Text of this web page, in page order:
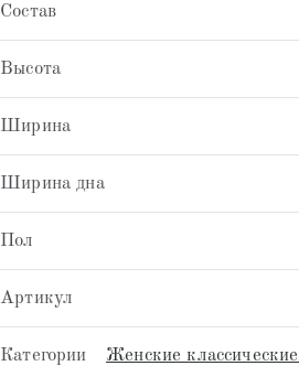
Состав
Высота
Ширина
Ширина дна
Пол
Артикул
Категории Женские